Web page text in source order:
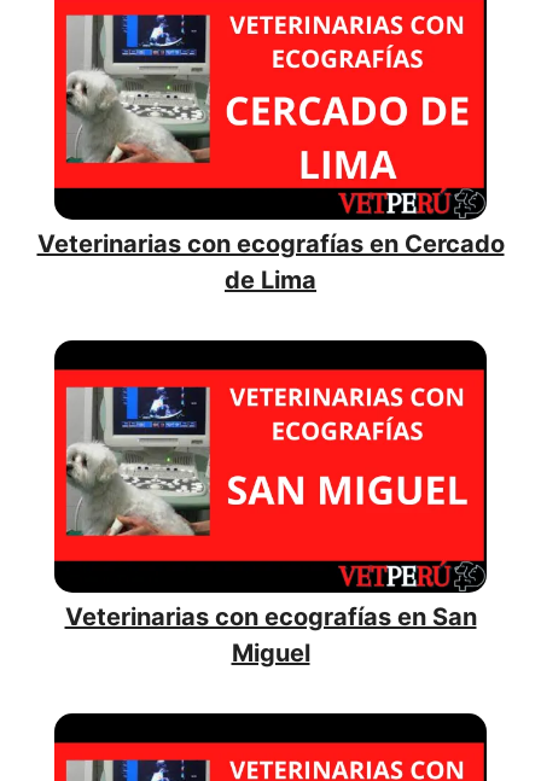
Veterinarias con ecografías en Cercado
de Lima
Veterinarias con ecografías en San
Miguel